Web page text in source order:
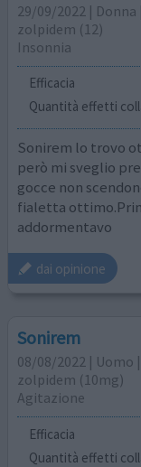
29/09/2022 | Donna
zolpidem (12)
Insonnia
Efficacia
Quantità effetti
Sonirem lo trovo
però mi sveglio
gocce non
fialetta
addormentavo
dai opinione
Sonirem
08/08/2022 | Uomo
zolpidem (10mg)
Agitazione
Efficacia
Quantità effetti